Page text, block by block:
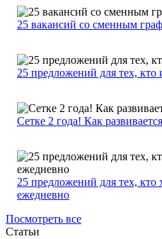
25 вакансий со сменным
25 предложений для тех, кто
Сетке 2 года! Как
25 предложений для тех, кто
ежедневно
Посмотреть все
Статьи